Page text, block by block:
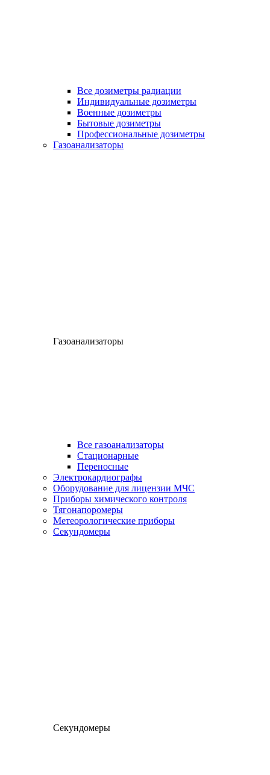
Все дозиметры радиации
Индивидуальные дозиметры
Военные дозиметры
Бытовые дозиметры
Профессиональные дозиметры
Газоанализаторы
Газоанализаторы
Все газоанализаторы
Cтационарные
Переносные
Электрокардиографы
Оборудование для лицензии МЧС
Приборы химического контроля
Тягонапоромеры
Метеорологические приборы
Секундомеры
Секундомеры